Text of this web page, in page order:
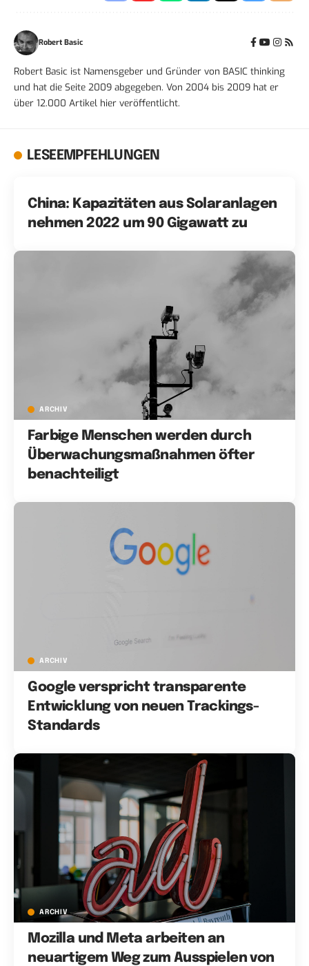
Robert Basic
Robert Basic ist Namensgeber und Gründer von BASIC thinking
und hat die Seite 2009 abgegeben. Von 2004 bis 2009 hat er
über 12.000 Artikel hier veröffentlicht.
LESEEMPFEHLUNGEN
China: Kapazitäten aus Solaranlagen
nehmen 2022 um 90 Gigawatt zu
ARCHIV
Farbige Menschen werden durch
Überwachungsmaßnahmen öfter
benachteiligt
ARCHIV
Google verspricht transparente
Entwicklung von neuen Trackings-
Standards
ARCHIV
Mozilla und Meta arbeiten an
neuartigem Weg zum Ausspielen von